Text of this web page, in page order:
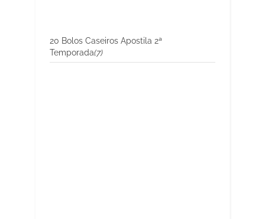
20 Bolos Caseiros Apostila 2ª
Temporada(7)